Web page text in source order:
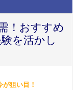
！おすすめ
を活かし
が狙い目！